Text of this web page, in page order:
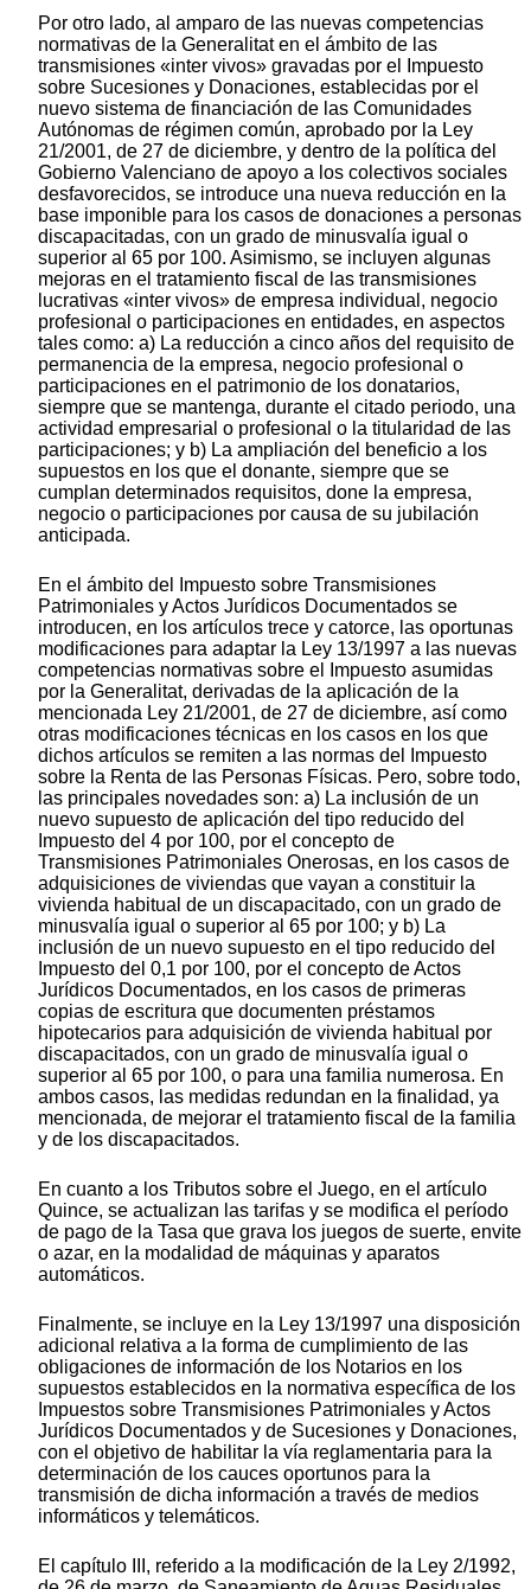
Por otro lado, al amparo de las nuevas competencias
normativas de la Generalitat en el ámbito de las
transmisiones «inter vivos» gravadas por el Impuesto
sobre Sucesiones y Donaciones, establecidas por el
nuevo sistema de financiación de las Comunidades
Autónomas de régimen común, aprobado por la Ley
21/2001, de 27 de diciembre, y dentro de la política del
Gobierno Valenciano de apoyo a los colectivos sociales
desfavorecidos, se introduce una nueva reducción en la
base imponible para los casos de donaciones a personas
discapacitadas, con un grado de minusvalía igual o
superior al 65 por 100. Asimismo, se incluyen algunas
mejoras en el tratamiento fiscal de las transmisiones
lucrativas «inter vivos» de empresa individual, negocio
profesional o participaciones en entidades, en aspectos
tales como: a) La reducción a cinco años del requisito de
permanencia de la empresa, negocio profesional o
participaciones en el patrimonio de los donatarios,
siempre que se mantenga, durante el citado periodo, una
actividad empresarial o profesional o la titularidad de las
participaciones; y b) La ampliación del beneficio a los
supuestos en los que el donante, siempre que se
cumplan determinados requisitos, done la empresa,
negocio o participaciones por causa de su jubilación
anticipada.
En el ámbito del Impuesto sobre Transmisiones
Patrimoniales y Actos Jurídicos Documentados se
introducen, en los artículos trece y catorce, las oportunas
modificaciones para adaptar la Ley 13/1997 a las nuevas
competencias normativas sobre el Impuesto asumidas
por la Generalitat, derivadas de la aplicación de la
mencionada Ley 21/2001, de 27 de diciembre, así como
otras modificaciones técnicas en los casos en los que
dichos artículos se remiten a las normas del Impuesto
sobre la Renta de las Personas Físicas. Pero, sobre todo,
las principales novedades son: a) La inclusión de un
nuevo supuesto de aplicación del tipo reducido del
Impuesto del 4 por 100, por el concepto de
Transmisiones Patrimoniales Onerosas, en los casos de
adquisiciones de viviendas que vayan a constituir la
vivienda habitual de un discapacitado, con un grado de
minusvalía igual o superior al 65 por 100; y b) La
inclusión de un nuevo supuesto en el tipo reducido del
Impuesto del 0,1 por 100, por el concepto de Actos
Jurídicos Documentados, en los casos de primeras
copias de escritura que documenten préstamos
hipotecarios para adquisición de vivienda habitual por
discapacitados, con un grado de minusvalía igual o
superior al 65 por 100, o para una familia numerosa. En
ambos casos, las medidas redundan en la finalidad, ya
mencionada, de mejorar el tratamiento fiscal de la familia
y de los discapacitados.
En cuanto a los Tributos sobre el Juego, en el artículo
Quince, se actualizan las tarifas y se modifica el período
de pago de la Tasa que grava los juegos de suerte, envite
o azar, en la modalidad de máquinas y aparatos
automáticos.
Finalmente, se incluye en la Ley 13/1997 una disposición
adicional relativa a la forma de cumplimiento de las
obligaciones de información de los Notarios en los
supuestos establecidos en la normativa específica de los
Impuestos sobre Transmisiones Patrimoniales y Actos
Jurídicos Documentados y de Sucesiones y Donaciones,
con el objetivo de habilitar la vía reglamentaria para la
determinación de los cauces oportunos para la
transmisión de dicha información a través de medios
informáticos y telemáticos.
El capítulo III, referido a la modificación de la Ley 2/1992,